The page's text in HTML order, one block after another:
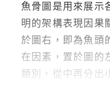
魚骨圖是用來展示
明的架構表現因果
於圖右，即為魚頭
在因素，置於圖的
類別，從中再分出